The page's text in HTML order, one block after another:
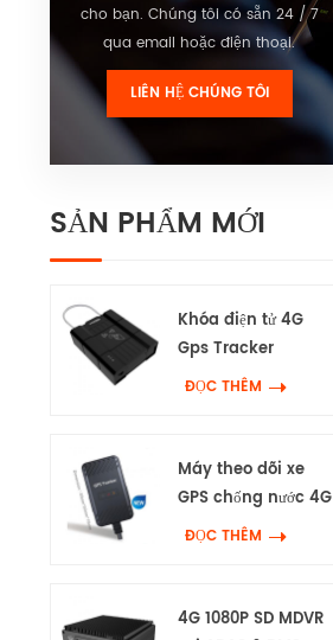
cho bạn. Chúng tôi có sẵn 24 / 7
qua email hoặc điện thoại.
LIÊN HỆ CHÚNG TÔI
SẢN PHẨM MỚI
Khóa điện tử 4G
Gps Tracker
ĐỌC THÊM
Máy theo dõi xe
GPS chống nước 4G
ĐỌC THÊM
4G 1080P SD MDVR